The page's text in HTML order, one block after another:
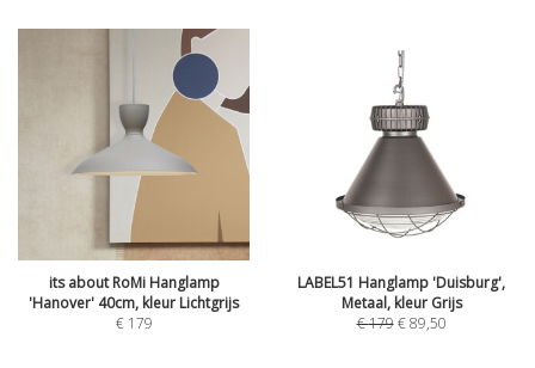
its about RoMi Hanglamp
'Hanover' 40cm, kleur Lichtgrijs
€ 179
LABEL51 Hanglamp 'Duisburg',
Metaal, kleur Grijs
€179 €89,50